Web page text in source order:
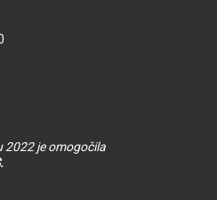
2022 je omogočila